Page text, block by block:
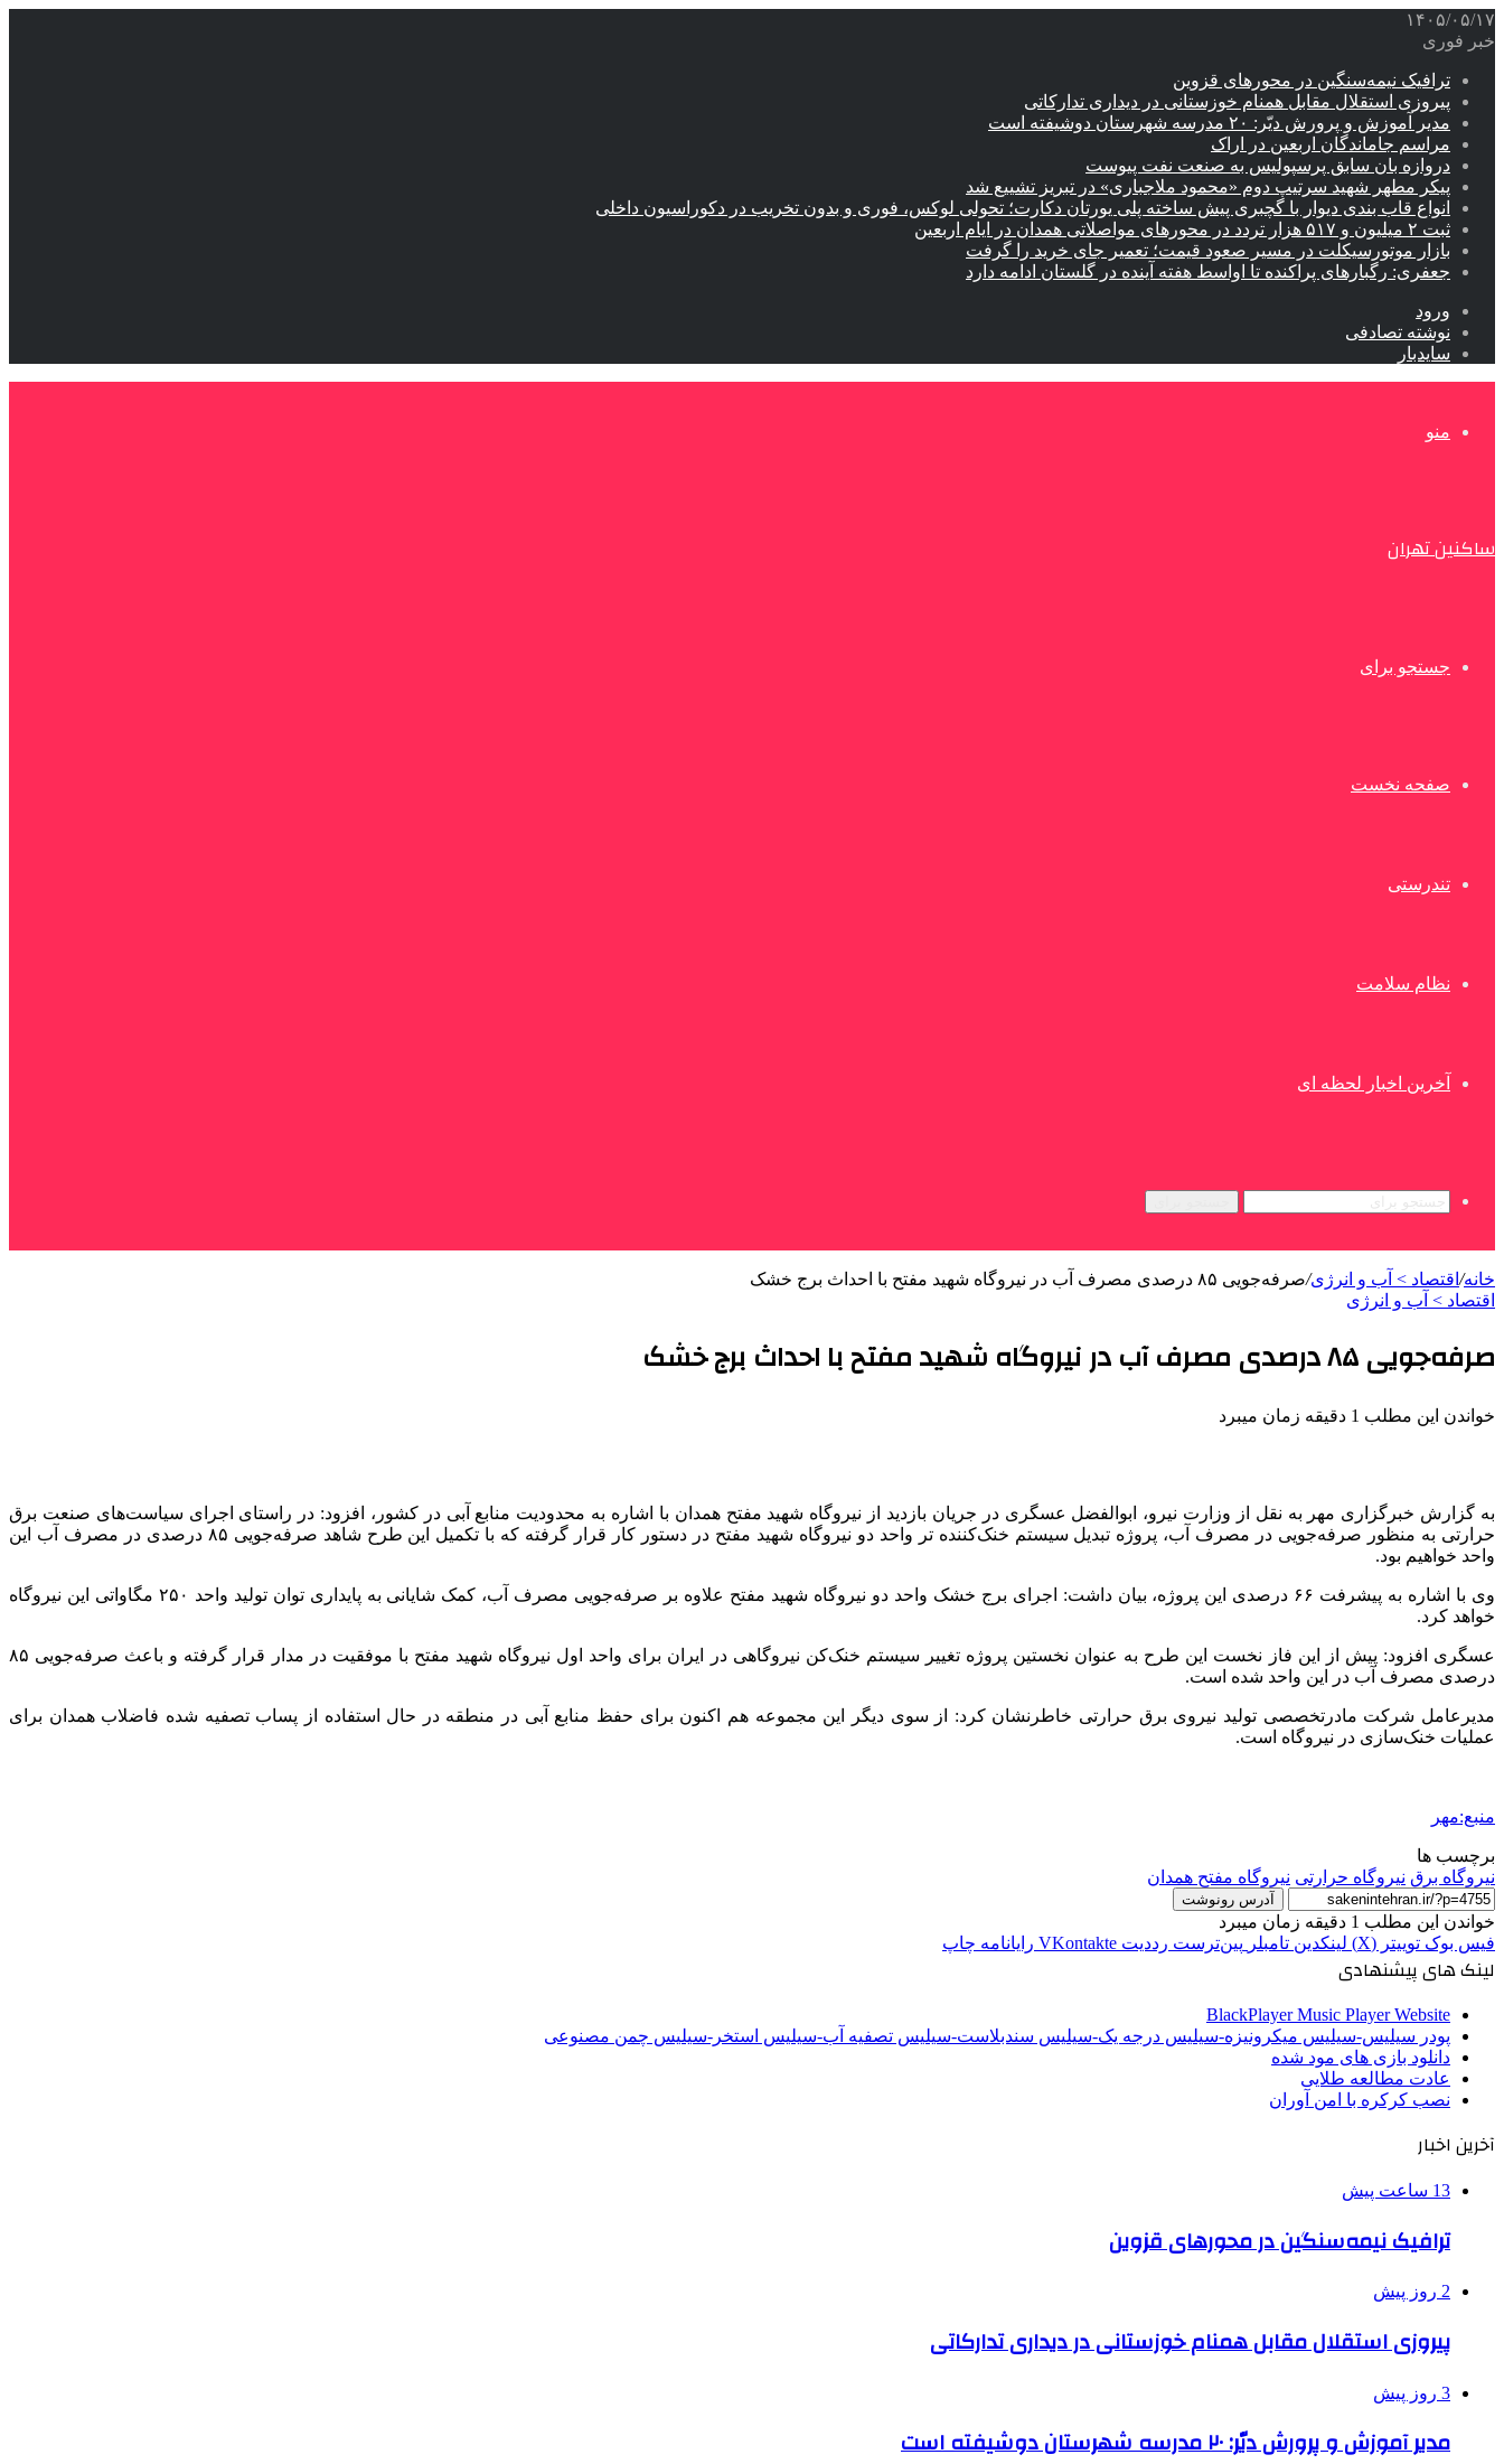
۱۴۰۵/۰۵/۱۷
خبر فوری
ترافیک نیمه‌سنگین در محورهای قزوین
پیروزی استقلال مقابل همنام خوزستانی در دیداری تدارکاتی
مدیر آموزش و پرورش دیّر: ۲۰ مدرسه شهرستان دوشیفته است
مراسم جاماندگان اربعین در اراک
دروازه بان سابق پرسپولیس به صنعت نفت پیوست
پیکر مطهر شهید سرتیپ دوم «محمود ملاجباری» در تبریز تشییع شد
انواع قاب بندی دیوار با گچبری پیش ساخته پلی یورتان دکارت؛ تحولی لوکس، فوری و بدون تخریب در دکوراسیون داخلی
ثبت ۲ میلیون و ۵۱۷ هزار تردد در محورهای مواصلاتی همدان در ایام اربعین
بازار موتورسیکلت در مسیر صعود قیمت؛ تعمیر جای خرید را گرفت
جعفری: رگبارهای پراکنده تا اواسط هفته آینده در گلستان ادامه دارد
ورود
نوشته تصادفی
سایدبار
منو
ساکنین تهران
جستجو برای
صفحه نخست
تندرستی
نظام سلامت
آخرین اخبار لحظه ای
خانه/ اقتصاد > آب و انرژی/صرفه‌جویی ۸۵ درصدی مصرف آب در نیروگاه شهید مفتح با احداث برج خشک
اقتصاد > آب و انرژی
صرفه‌جویی ۸۵ درصدی مصرف آب در نیروگاه شهید مفتح با احداث برج خشک
خواندن این مطلب 1 دقیقه زمان میبرد
به گزارش خبرگزاری مهر به نقل از وزارت نیرو، ابوالفضل عسگری در جریان بازدید از نیروگاه شهید مفتح همدان با اشاره به محدودیت منابع آبی در کشور، افزود: در راستای اجرای سیاست‌های صنعت برق
حرارتی به منظور صرفه‌جویی در مصرف آب، پروژه تبدیل سیستم خنک‌کننده تر واحد دو نیروگاه شهید مفتح در دستور کار قرار گرفته که با تکمیل این طرح شاهد صرفه‌جویی ۸۵ درصدی در مصرف آب این
واحد خواهیم بود.
وی با اشاره به پیشرفت ۶۶ درصدی این پروژه، بیان داشت: اجرای برج خشک واحد دو نیروگاه شهید مفتح علاوه بر صرفه‌جویی مصرف آب، کمک شایانی به پایداری توان تولید واحد ۲۵۰ مگاواتی این نیروگاه
خواهد کرد.
عسگری افزود: پیش از این فاز نخست این طرح به عنوان نخستین پروژه تغییر سیستم خنک‌کن نیروگاهی در ایران برای واحد اول نیروگاه شهید مفتح با موفقیت در مدار قرار گرفته و باعث صرفه‌جویی ۸۵
درصدی مصرف آب در این واحد شده است.
مدیرعامل شرکت مادرتخصصی تولید نیروی برق حرارتی خاطرنشان کرد: از سوی دیگر این مجموعه هم اکنون برای حفظ منابع آبی در منطقه در حال استفاده از پساب تصفیه شده فاضلاب همدان برای
عملیات خنک‌سازی در نیروگاه است.
منبع:مهر
برچسب ها
نیروگاه برق نیروگاه حرارتی نیروگاه مفتح همدان
آدرس رونوشت
خواندن این مطلب 1 دقیقه زمان میبرد
فیس بوک توییتر (X) لینکدین ‫تامبلر ‫پین‌ترست ‫رددیت ‫VKontakte رایانامه چاپ
لینک های پیشنهادی
BlackPlayer Music Player Website
پودر سیلیس-سیلیس میکرونیزه-سیلیس درجه یک-سیلیس سندبلاست-سیلیس تصفیه آب-سیلیس استخر-سیلیس چمن مصنوعی
دانلود بازی های مود شده
عادت مطالعه طلایی
نصب کرکره با امن آوران
آخرین اخبار
13 ساعت پیش
ترافیک نیمه‌سنگین در محورهای قزوین
2 روز پیش
پیروزی استقلال مقابل همنام خوزستانی در دیداری تدارکاتی
3 روز پیش
مدیر آموزش و پرورش دیّر: ۲۰ مدرسه شهرستان دوشیفته است